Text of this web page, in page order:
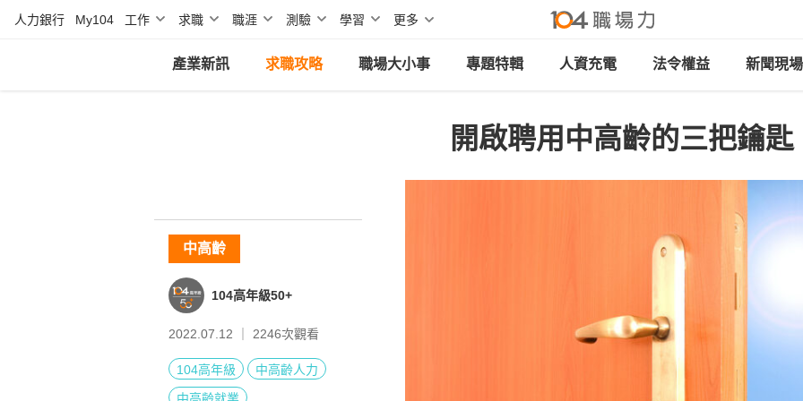
人力銀行 My104 工作 求職 職涯 測驗 學習 更多
產業新訊 求職攻略 職場大小事 專題特輯 人資充電 法令權益 新聞現場
中高齡
104高年級50+
2022.07.12 ｜ 2246次觀看
104高年級
中高齡人力
開啟聘用中高齡的三把鑰匙